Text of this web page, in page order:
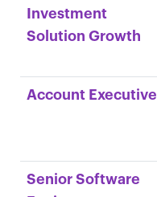
Investment
Solution Growth
Account Executive
Senior Software